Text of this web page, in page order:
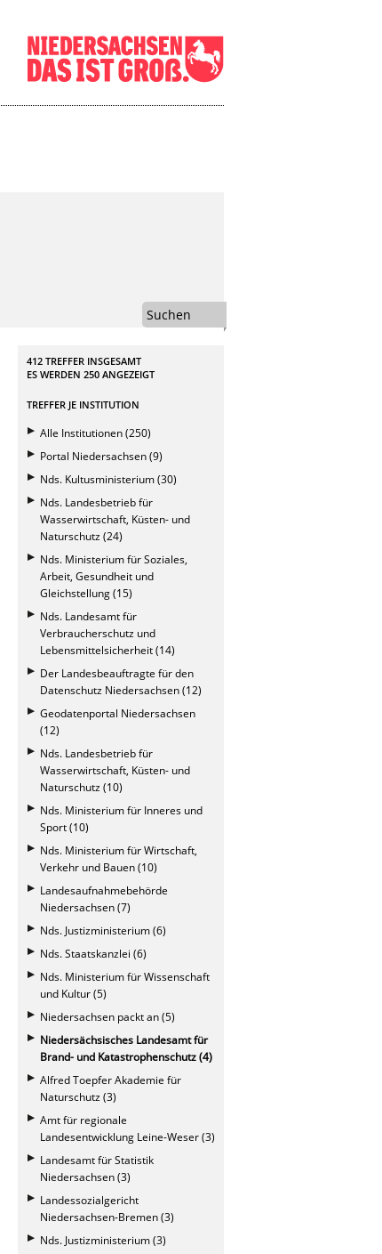
Suchen
412 TREFFER INSGESAMT
ES WERDEN 250 ANGEZEIGT
TREFFER JE INSTITUTION
Alle Institutionen (250)
Portal Niedersachsen (9)
Nds. Kultusministerium (30)
Nds. Landesbetrieb für
Wasserwirtschaft, Küsten- und
Naturschutz (24)
Nds. Ministerium für Soziales,
Arbeit, Gesundheit und
Gleichstellung (15)
Nds. Landesamt für
Verbraucherschutz und
Lebensmittelsicherheit (14)
Der Landesbeauftragte für den
Datenschutz Niedersachsen (12)
Geodatenportal Niedersachsen
(12)
Nds. Landesbetrieb für
Wasserwirtschaft, Küsten- und
Naturschutz (10)
Nds. Ministerium für Inneres und
Sport (10)
Nds. Ministerium für Wirtschaft,
Verkehr und Bauen (10)
Landesaufnahmebehörde
Niedersachsen (7)
Nds. Justizministerium (6)
Nds. Staatskanzlei (6)
Nds. Ministerium für Wissenschaft
und Kultur (5)
Niedersachsen packt an (5)
Niedersächsisches Landesamt für
Brand- und Katastrophenschutz (4)
Alfred Toepfer Akademie für
Naturschutz (3)
Amt für regionale
Landesentwicklung Leine-Weser (3)
Landesamt für Statistik
Niedersachsen (3)
Landessozialgericht
Niedersachsen-Bremen (3)
Nds. Justizministerium (3)